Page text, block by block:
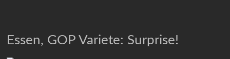
Essen, GOP Variete: Surprise!